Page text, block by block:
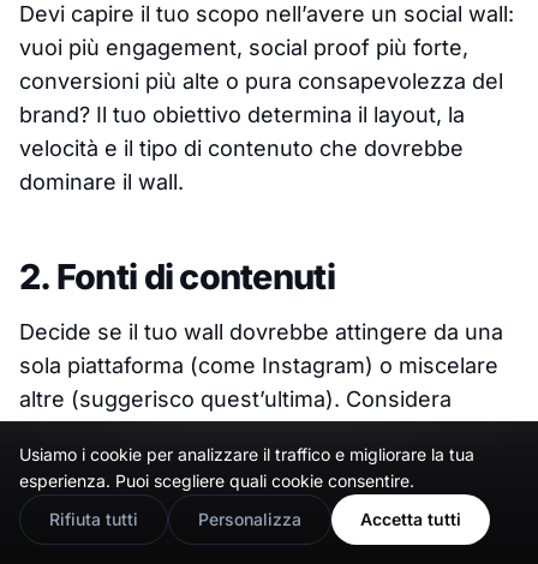
Devi capire il tuo scopo nell’avere un social wall:
vuoi più engagement, social proof più forte,
conversioni più alte o pura consapevolezza del
brand? Il tuo obiettivo determina il layout, la
velocità e il tipo di contenuto che dovrebbe
dominare il wall.
2. Fonti di contenuti
Decide se il tuo wall dovrebbe attingere da una
sola piattaforma (come Instagram) o miscelare
altre (suggerisco quest’ultima). Considera
come hashtag, post di influencer o recensioni.
Più fonti = narrazione più ricca, ma anche più
necessità di moderazione.
Usiamo i cookie per analizzare il traffico e migliorare la tua
esperienza. Puoi scegliere quali cookie consentire.
Rifiuta tutti
Personalizza Accetta tutti
🇬🇧 Would you prefer this site in English?
View in English